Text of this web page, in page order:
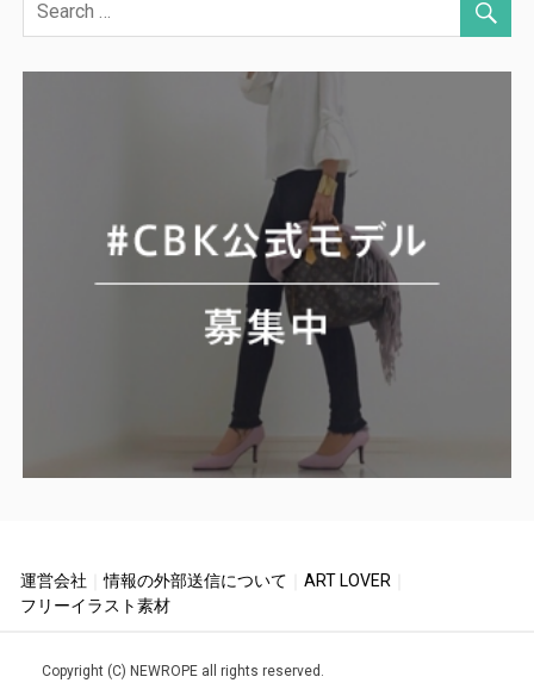
運営会社 ｜情報の外部送信について ART LOVER
フリーイラスト素材
Copyright (C) NEWROPE all rights reserved.